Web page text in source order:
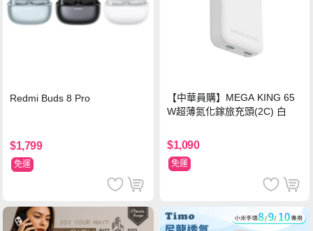
Redmi Buds 8 Pro
$1,799
免運
【中華員購】MEGA KING 65
W超薄氮化鎵旅充頭(2C) 白
$1,090
免運